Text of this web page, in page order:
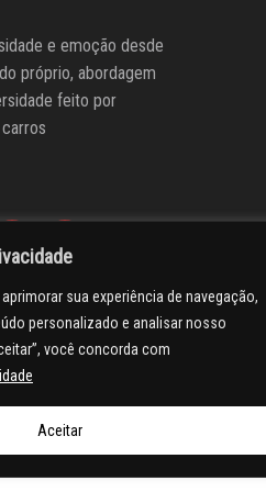
sua experiência de navegação,
personalizado e analisar nosso
você concorda com
Aceitar
e emoção desde
próprio, abordagem
feito por
Editores